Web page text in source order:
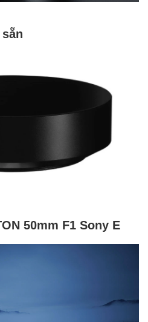
50mm F1 Sony E